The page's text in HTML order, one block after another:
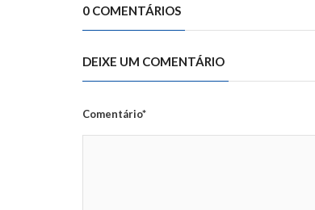
0 COMENTÁRIOS
DEIXE UM COMENTÁRIO
Comentário*